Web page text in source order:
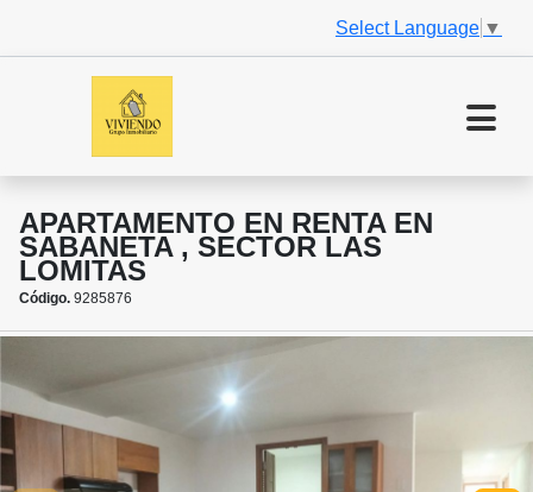
Select Language ▼
APARTAMENTO EN RENTA EN
SABANETA , SECTOR LAS
LOMITAS
Código. 9285876